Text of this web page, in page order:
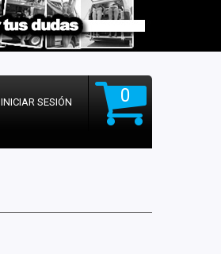
0
INICIAR SESIÓN